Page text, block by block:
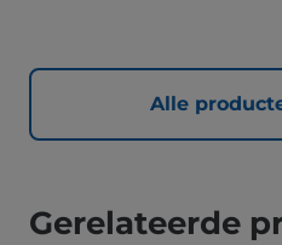
Alle
Gerelateerde